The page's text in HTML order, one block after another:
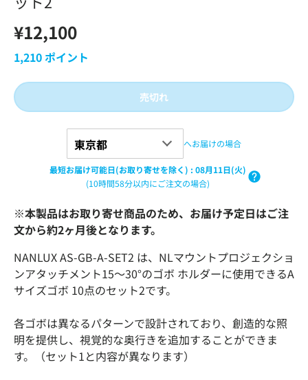
¥12,100
1,210ポイント
売切れ
へお届けの場合
最短お届け可能日(お取り寄せを除く) : 08月11日(火)
(10時間58分以内にご注文の場合)
※本製品はお取り寄せ商品のため、お届け予定日はご注
文から約2ヶ月後となります。
NANLUX AS-GB-A-SET2 は、NLマウントプロジェクショ
ンアタッチメント15〜30°のゴボ ホルダーに使用できるA
サイズゴボ 10点のセット2です。
各ゴボは異なるパターンで設計されており、創造的な照
明を提供し、視覚的な奥行きを追加することができま
す。（セット1と内容が異なります）